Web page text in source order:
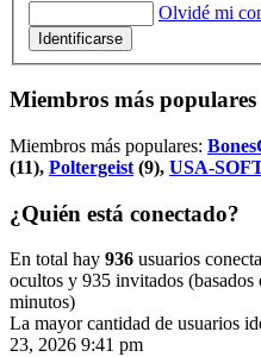
Olvidé mi
Miembros más populares
Miembros más populares:
(11), Poltergeist (9), USA-
¿Quién está conectado?
En total hay 936 usuarios
ocultos y 935 invitados
minutos)
La mayor cantidad de usuarios
23, 2026 9:41 pm